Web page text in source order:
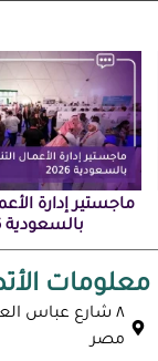
ماجستير إدارة
بالسعودية 2026
معلومات
٨ شارع عباس
مصر